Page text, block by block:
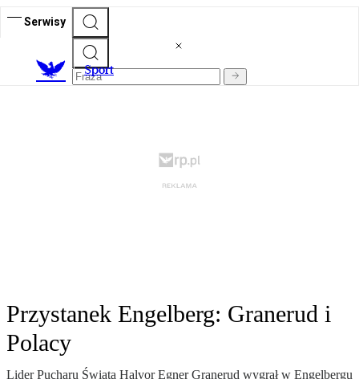
Serwisy
Sport
Przystanek Engelberg: Granerud i
Polacy
Lider Pucharu Świata Halvor Egner Granerud wygrał w Engelbergu